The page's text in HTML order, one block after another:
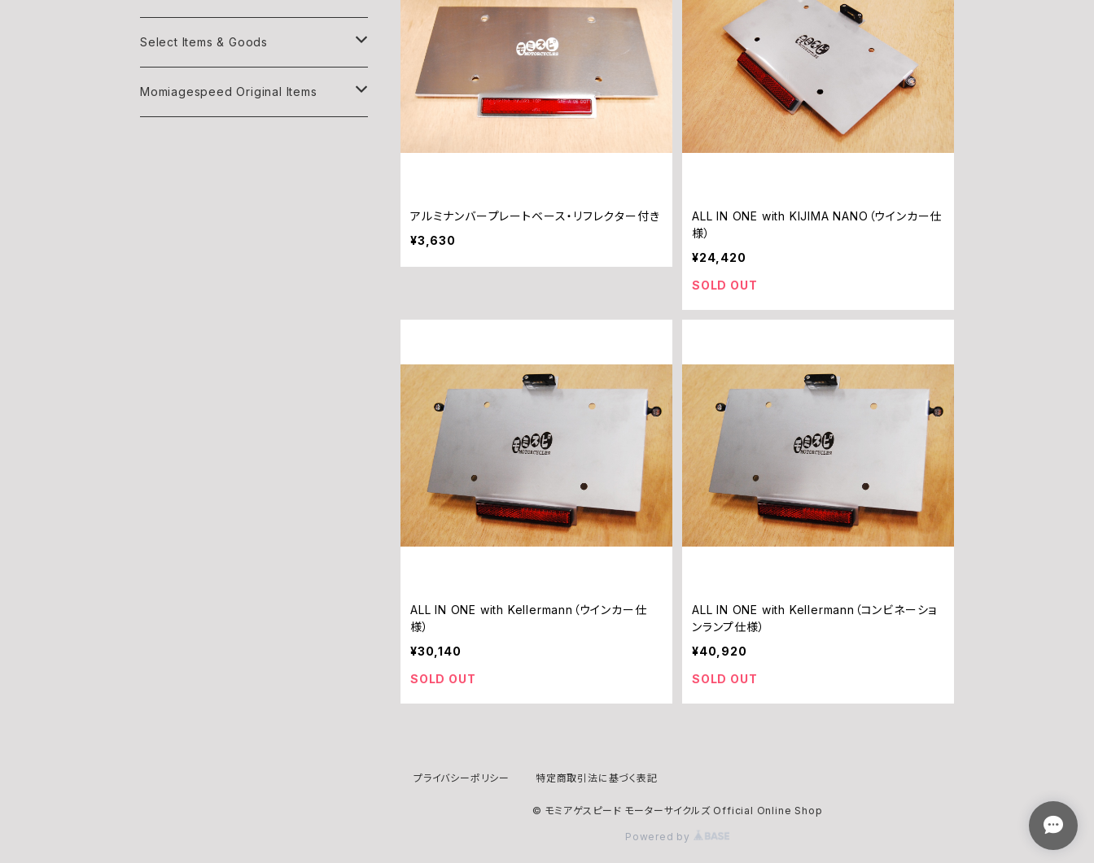
アルミナンバープレートベース・リフレクター付き
¥3,630
ALL IN ONE with KIJIMA NANO（ウインカー仕
様）
¥24,420
SOLD OUT
ALL IN ONE with Kellermann（ウインカー仕
様）
¥30,140
SOLD OUT
ALL IN ONE with Kellermann（コンビネーショ
ンランプ仕様）
¥40,920
SOLD OUT
Body parts
Exhaust
Light
Body parts
Select Items & Goods
Books
Momiagespeed Original Items
プライバシーポリシー 特定商取引法に基づく表記
© モミアゲスピード モーターサイクルズ Official Online Shop
Powered by